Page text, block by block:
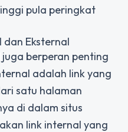
pula peringkat
Eksternal
berperan penting
adalah link yang
satu halaman
di dalam situs
link internal yang